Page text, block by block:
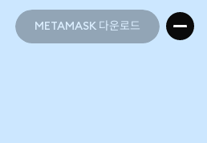
METAMASK 다운로드